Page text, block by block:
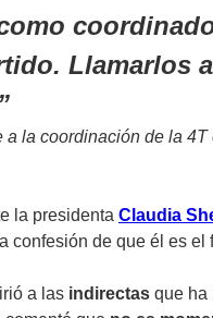
Llamarlos
la coordinación de la
la presidenta Claudia
confesión de que él es
a las indirectas que ha